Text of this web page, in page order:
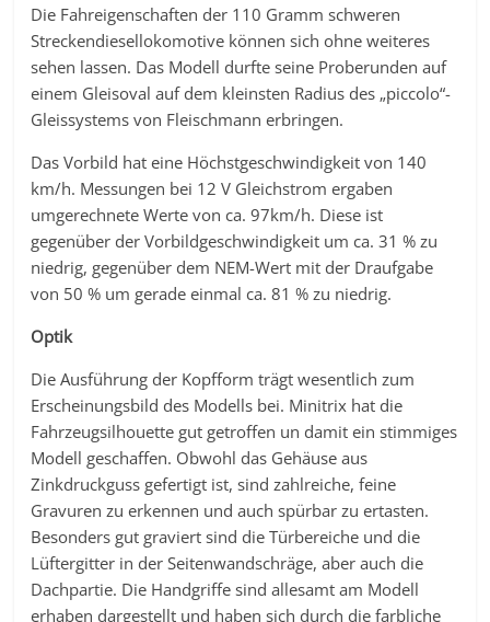
Die Fahreigenschaften der 110 Gramm schweren
Streckendiesellokomotive können sich ohne weiteres
sehen lassen. Das Modell durfte seine Proberunden auf
einem Gleisoval auf dem kleinsten Radius des „piccolo“-
Gleissystems von Fleischmann erbringen.
Das Vorbild hat eine Höchstgeschwindigkeit von 140
km/h. Messungen bei 12 V Gleichstrom ergaben
umgerechnete Werte von ca. 97km/h. Diese ist
gegenüber der Vorbildgeschwindigkeit um ca. 31 % zu
niedrig, gegenüber dem NEM-Wert mit der Draufgabe
von 50 % um gerade einmal ca. 81 % zu niedrig.
Optik
Die Ausführung der Kopfform trägt wesentlich zum
Erscheinungsbild des Modells bei. Minitrix hat die
Fahrzeugsilhouette gut getroffen un damit ein stimmiges
Modell geschaffen. Obwohl das Gehäuse aus
Zinkdruckguss gefertigt ist, sind zahlreiche, feine
Gravuren zu erkennen und auch spürbar zu ertasten.
Besonders gut graviert sind die Türbereiche und die
Lüftergitter in der Seitenwandschräge, aber auch die
Dachpartie. Die Handgriffe sind allesamt am Modell
erhaben dargestellt und haben sich durch die farbliche